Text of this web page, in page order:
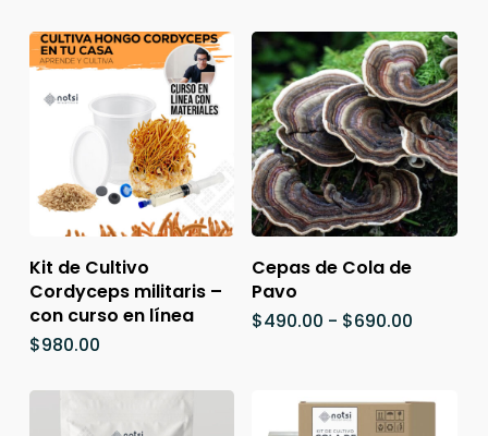
Añadir Al Carrito
Kit de Cultivo
Cordyceps militaris –
con curso en línea
$980.00
Seleccionar
Este
Cepas de Cola de
Pavo
$490.00 - $690.00
hasta